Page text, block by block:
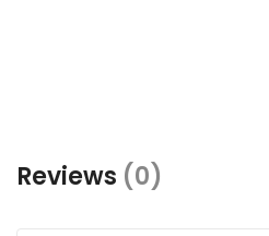
Reviews (0)